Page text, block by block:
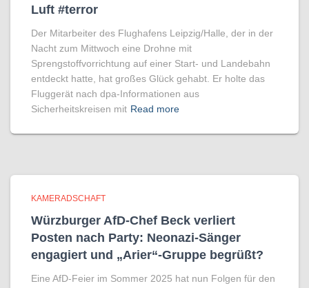
Luft #terror
Der Mitarbeiter des Flughafens Leipzig/Halle, der in der
Nacht zum Mittwoch eine Drohne mit
Sprengstoffvorrichtung auf einer Start- und Landebahn
entdeckt hatte, hat großes Glück gehabt. Er holte das
Fluggerät nach dpa-Informationen aus
Sicherheitskreisen mit Read more
KAMERADSCHAFT
Würzburger AfD-Chef Beck verliert
Posten nach Party: Neonazi-Sänger
engagiert und „Arier“-Gruppe begrüßt?
Eine AfD-Feier im Sommer 2025 hat nun Folgen für den